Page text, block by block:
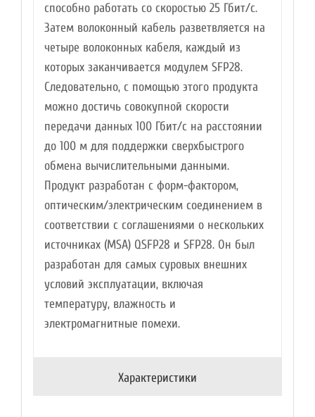
способно работать со скоростью 25 Гбит/с.
Затем волоконный кабель разветвляется на
четыре волоконных кабеля, каждый из
которых заканчивается модулем SFP28.
Следовательно, с помощью этого продукта
можно достичь совокупной скорости
передачи данных 100 Гбит/с на расстоянии
до 100 м для поддержки сверхбыстрого
обмена вычислительными данными.
Продукт разработан с форм-фактором,
оптическим/электрическим соединением в
соответствии с соглашениями о нескольких
источниках (MSA) QSFP28 и SFP28. Он был
разработан для самых суровых внешних
условий эксплуатации, включая
температуру, влажность и
электромагнитные помехи.
Характеристики